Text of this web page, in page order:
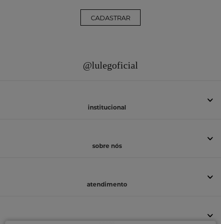
CADASTRAR
@lulegoficial
institucional
sobre nós
atendimento